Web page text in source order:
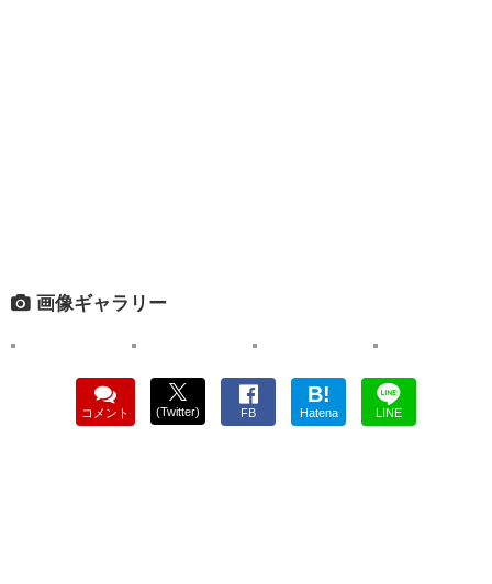
画像ギャラリー
コメント (Twitter) FB
B!
Hatena LINE